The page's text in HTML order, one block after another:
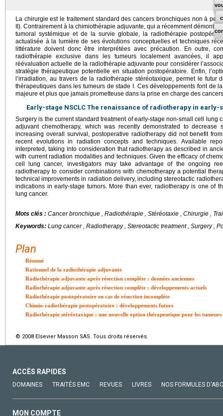
La chirurgie est le traitement standard des cancers bronchiques non à
II). Contrairement à la chimiothérapie adjuvante, qui a récemment
tumoral systémique et de la survie globale, la radiothérapie
actualisée à la lumière de ses évolutions conceptuelles et techniques
littérature doivent donc être interprétées avec précaution. En outre,
radiothérapie exclusive dans les tumeurs localement avancées, il
réévaluation actuelle de la radiothérapie adjuvante pour considérer
stratégie thérapeutique potentielle en situation postopératoire. Enfin,
l’irradiation, au travers de la radiothérapie stéréotaxique, permet le futur
thérapeutiques dans les tumeurs de stade I. Ces développements font de
majeure et plus que jamais prometteuse dans la prise en charge des
Early-stage NSCLC The renaissance of radiotherapy in
Surgery is the current standard treatment of early-stage non-small cell lung
adjuvant chemotherapy, which was recently demonstrated to decrease
increasing overall survival, postoperative radiotherapy did not benefit
recent evolutions in radiation concepts and techniques. Available
interpreted, taking into consideration that radiotherapy as described in
with current radiation modalities and techniques. Given the efficacy of
cell lung cancer, investigators may take advantage of the ongoing
radiotherapy to consider combinations with chemotherapy a potential
technical improvements in radiation delivery, including stereotactic
indications in early-stage tumors. More than ever, radiotherapy is one of
lung cancer.
Mots clés : Cancer bronchique , Radiothérapie , Stéréotaxie , Chirurgie ,
Keywords: Lung cancer , Radiotherapy , Stereotactic treatment , Surgery ,
Plan
Résumé
Rationnel de la radiothérapie adjuvante
Radiothérapie adjuvante après résection complète : données anciennes
Radiothérapie adjuvante après résection complète : développements actuels
Radiothérapie postopératoire en cas de résection incomplète
Chimio-radiothérapie postopératoire : développements futurs
Radiothérapie stéréotaxique : une nouvelle option thérapeutique pour les tumeurs
© 2008 Elsevier Masson SAS. Tous droits réservés.
ACCÈS RAPIDES
DOMAINES TRAITÉS EMC REVUES LIVRES NOS FORMULES
MON COMPTE